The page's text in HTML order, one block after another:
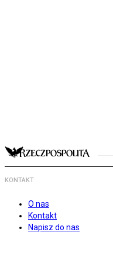
KONTAKT
O nas
Kontakt
Napisz do nas